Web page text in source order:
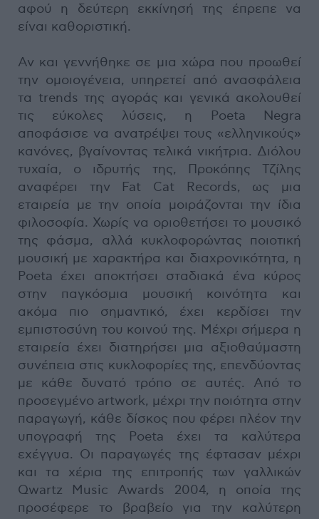
αφού η δεύτερη εκκίνησή της έπρεπε να
είναι καθοριστική.
Αν και γεννήθηκε σε μια χώρα που προωθεί
την ομοιογένεια, υπηρετεί από ανασφάλεια
τα trends της αγοράς και γενικά ακολουθεί
τις εύκολες λύσεις, η Poeta Negra
αποφάσισε να ανατρέψει τους «ελληνικούς»
κανόνες, βγαίνοντας τελικά νικήτρια. Διόλου
τυχαία, ο ιδρυτής της, Προκόπης Τζίλης
αναφέρει την Fat Cat Records, ως μια
εταιρεία με την οποία μοιράζονται την ίδια
φιλοσοφία. Χωρίς να οριοθετήσει το μουσικό
της φάσμα, αλλά κυκλοφορώντας ποιοτική
μουσική με χαρακτήρα και διαχρονικότητα, η
Poeta έχει αποκτήσει σταδιακά ένα κύρος
στην παγκόσμια μουσική κοινότητα και
ακόμα πιο σημαντικό, έχει κερδίσει την
εμπιστοσύνη του κοινού της. Μέχρι σήμερα η
εταιρεία έχει διατηρήσει μια αξιοθαύμαστη
συνέπεια στις κυκλοφορίες της, επενδύοντας
με κάθε δυνατό τρόπο σε αυτές. Από το
προσεγμένο artwork, μέχρι την ποιότητα στην
παραγωγή, κάθε δίσκος που φέρει πλέον την
υπογραφή της Poeta έχει τα καλύτερα
εχέγγυα. Οι παραγωγές της έφτασαν μέχρι
και τα χέρια της επιτροπής των γαλλικών
Qwartz Music Awards 2004, η οποία της
προσέφερε το βραβείο για την καλύτερη